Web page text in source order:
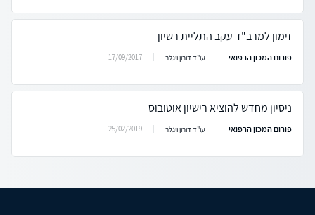
זימון למרב"ד עקב התליית רשיון
פורום המכון הרפואי עו"ד דורון ויגלר 17/09/2017
ניסיון מחדש להוציא רישיון אוטובוס
פורום המכון הרפואי עו"ד דורון ויגלר 25/02/2019